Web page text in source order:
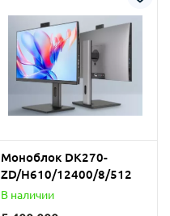
Моноблок DK270-
ZD/H610/12400/8/512
В наличии